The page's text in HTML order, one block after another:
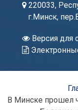
220033,
г.Минск,
Версия для
В Минске прошел